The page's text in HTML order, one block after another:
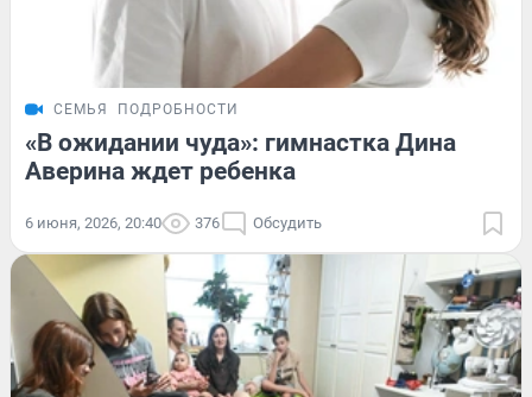
СЕМЬЯ ПОДРОБНОСТИ
«В ожидании чуда»: гимнастка Дина
Аверина ждет ребенка
6 июня, 2026, 20:40 376 Обсудить